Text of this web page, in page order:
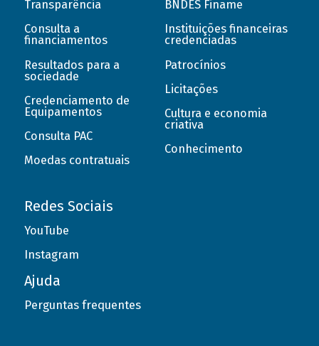
Transparência
Consulta a
financiamentos
Resultados para a
sociedade
Credenciamento de
Equipamentos
Consulta PAC
Moedas contratuais
BNDES Finame
Instituições financeiras
credenciadas
Patrocínios
Licitações
Cultura e economia
criativa
Conhecimento
Redes Sociais
YouTube
Instagram
Ajuda
Perguntas frequentes